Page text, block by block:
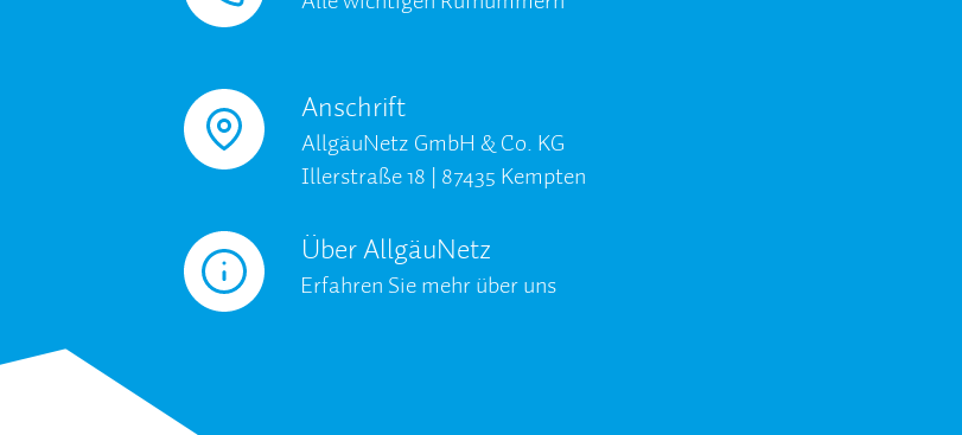
Anschrift
AllgäuNetz GmbH & Co. KG
Illerstraße 18 | 87435 Kempten
Über AllgäuNetz
Erfahren Sie mehr über uns